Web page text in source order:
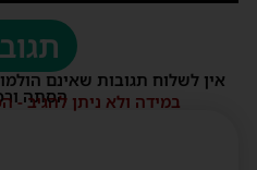
אין לשלוח תגובות שאינם
הסתה
במידה ולא ניתן להגיב -